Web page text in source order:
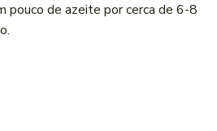
pouco de azeite por cerca de 6-8